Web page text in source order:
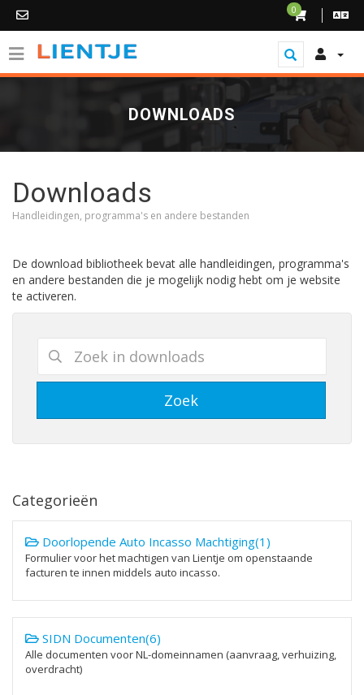
0
DOWNLOADS
Downloads
Handleidingen, programma's en andere bestanden
De download bibliotheek bevat alle handleidingen, programma's
en andere bestanden die je mogelijk nodig hebt om je website
te activeren.
Categorieën
Doorlopende Auto Incasso Machtiging(1)
Formulier voor het machtigen van Lientje om openstaande
facturen te innen middels auto incasso.
SIDN Documenten(6)
Alle documenten voor NL-domeinnamen (aanvraag, verhuizing,
overdracht)